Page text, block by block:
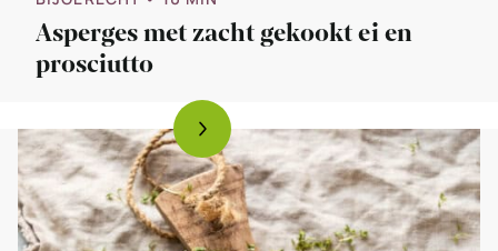
Asperges met zacht gekookt ei en
prosciutto